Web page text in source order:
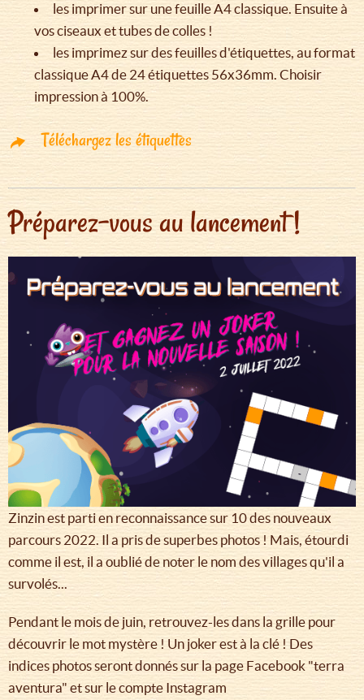
les imprimer sur une feuille A4 classique. Ensuite à
vos ciseaux et tubes de colles !
les imprimez sur des feuilles d'étiquettes, au format
classique A4 de 24 étiquettes 56x36mm. Choisir
impression à 100%.
Téléchargez les étiquettes
Préparez-vous au lancement !
Zinzin est parti en reconnaissance sur 10 des nouveaux
parcours 2022. Il a pris de superbes photos ! Mais, étourdi
comme il est, il a oublié de noter le nom des villages qu'il a
survolés...
Pendant le mois de juin, retrouvez-les dans la grille pour
découvrir le mot mystère ! Un joker est à la clé ! Des
indices photos seront donnés sur la page Facebook "terra
aventura" et sur le compte Instagram